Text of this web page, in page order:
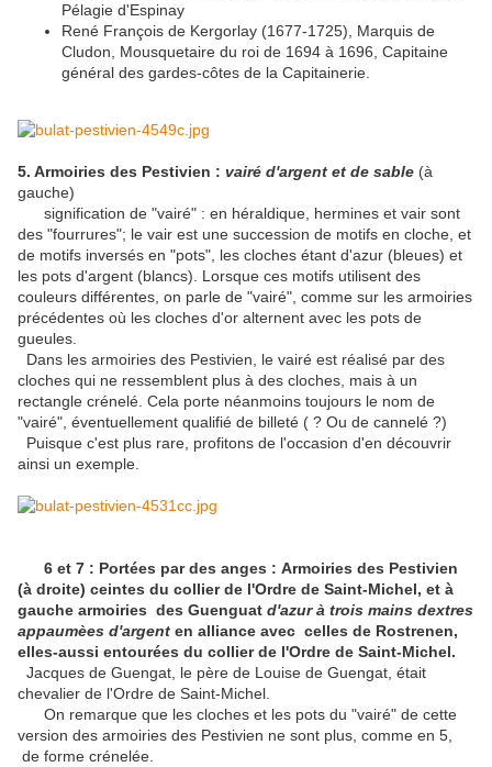
Pélagie d'Espinay
René François de Kergorlay (1677-1725), Marquis de
Cludon, Mousquetaire du roi de 1694 à 1696, Capitaine
général des gardes-côtes de la Capitainerie.
5. Armoiries des Pestivien : vairé d'argent et de sable (à
gauche)
signification de "vairé" : en héraldique, hermines et vair sont
des "fourrures"; le vair est une succession de motifs en cloche, et
de motifs inversés en "pots", les cloches étant d'azur (bleues) et
les pots d'argent (blancs). Lorsque ces motifs utilisent des
couleurs différentes, on parle de "vairé", comme sur les armoiries
précédentes où les cloches d'or alternent avec les pots de
gueules.
Dans les armoiries des Pestivien, le vairé est réalisé par des
cloches qui ne ressemblent plus à des cloches, mais à un
rectangle crénelé. Cela porte néanmoins toujours le nom de
"vairé", éventuellement qualifié de billeté ( ? Ou de cannelé ?)
Puisque c'est plus rare, profitons de l'occasion d'en découvrir
ainsi un exemple.
6 et 7 : Portées par des anges : Armoiries des Pestivien
(à droite) ceintes du collier de l'Ordre de Saint-Michel, et à
gauche armoiries des Guenguat d'azur à trois mains dextres
appaumèes d'argent en alliance avec celles de Rostrenen,
elles-aussi entourées du collier de l'Ordre de Saint-Michel.
Jacques de Guengat, le père de Louise de Guengat, était
chevalier de l'Ordre de Saint-Michel.
On remarque que les cloches et les pots du "vairé" de cette
version des armoiries des Pestivien ne sont plus, comme en 5,
de forme crénelée.